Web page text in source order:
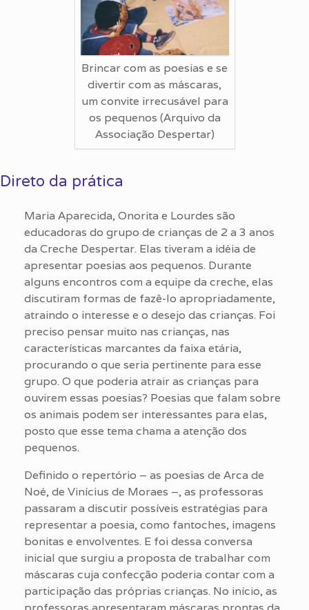
Brincar com as poesias e se
divertir com as máscaras,
um convite irrecusável para
os pequenos (Arquivo da
Associação Despertar)
Direto da prática
Maria Aparecida, Onorita e Lourdes são
educadoras do grupo de crianças de 2 a 3 anos
da Creche Despertar. Elas tiveram a idéia de
apresentar poesias aos pequenos. Durante
alguns encontros com a equipe da creche, elas
discutiram formas de fazê-lo apropriadamente,
atraindo o interesse e o desejo das crianças. Foi
preciso pensar muito nas crianças, nas
características marcantes da faixa etária,
procurando o que seria pertinente para esse
grupo. O que poderia atrair as crianças para
ouvirem essas poesias? Poesias que falam sobre
os animais podem ser interessantes para elas,
posto que esse tema chama a atenção dos
pequenos.
Definido o repertório – as poesias de Arca de
Noé, de Vinícius de Moraes –, as professoras
passaram a discutir possíveis estratégias para
representar a poesia, como fantoches, imagens
bonitas e envolventes. E foi dessa conversa
inicial que surgiu a proposta de trabalhar com
máscaras cuja confecção poderia contar com a
participação das próprias crianças. No início, as